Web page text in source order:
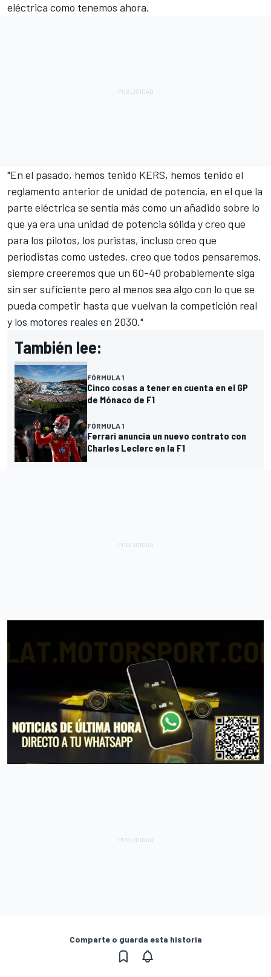
eléctrica como tenemos ahora.
"En el pasado, hemos tenido KERS, hemos tenido el
reglamento anterior de unidad de potencia, en el que la
parte eléctrica se sentía más como un añadido sobre lo
que ya era una unidad de potencia sólida y creo que
para los pilotos, los puristas, incluso creo que
periodistas como ustedes, creo que todos pensaremos,
siempre creeremos que un 60-40 probablemente siga
sin ser suficiente pero al menos sea algo con lo que se
pueda competir hasta que vuelvan la competición real
y los motores reales en 2030."
También lee:
FÓRMULA 1
Cinco cosas a tener en cuenta en el GP
de Mónaco de F1
FÓRMULA 1
Ferrari anuncia un nuevo contrato con
Charles Leclerc en la F1
Comparte o guarda esta historia